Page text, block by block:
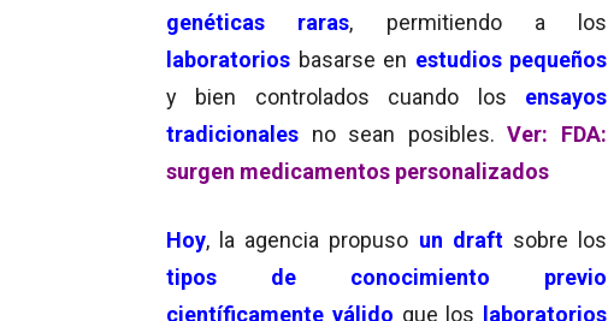
genéticas raras, permitiendo a los
laboratorios basarse en estudios pequeños
y bien controlados cuando los ensayos
tradicionales no sean posibles.Ver: FDA:
surgen medicamentos personalizados
Hoy, la agencia propuso un draft sobre los
tipos de conocimiento previo
científicamente válido que los laboratorios